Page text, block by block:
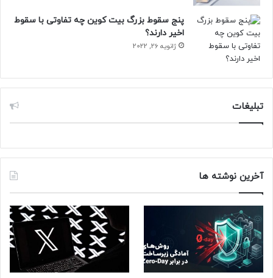
پنج سقوط بزرگ بیت کوین چه تفاوتی با سقوط
اخیر دارند؟
ژانویه 26, 2022
تبلیغات
آخرین نوشته ها